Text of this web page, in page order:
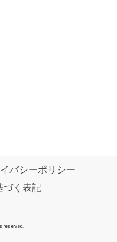
バシーポリシー
づく表記
reserved.